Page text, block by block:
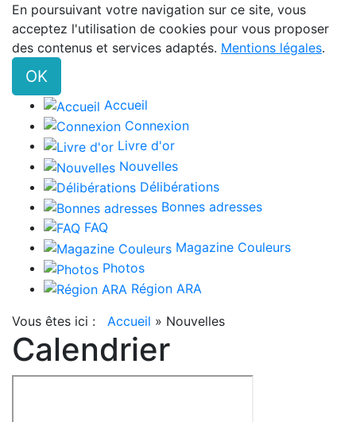
En poursuivant votre navigation sur ce site, vous
acceptez l'utilisation de cookies pour vous proposer
des contenus et services adaptés. Mentions légales.
OK
Accueil
Connexion
Livre d'or
Nouvelles
Délibérations
Bonnes adresses
FAQ
Magazine Couleurs
Photos
Région ARA
Vous êtes ici : Accueil » Nouvelles
Calendrier